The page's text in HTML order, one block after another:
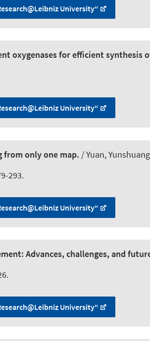
University“
oxygenases for efficient synthesis
University“
from only one map. / Yuan,
293.
University“
Advances, challenges, and
University“